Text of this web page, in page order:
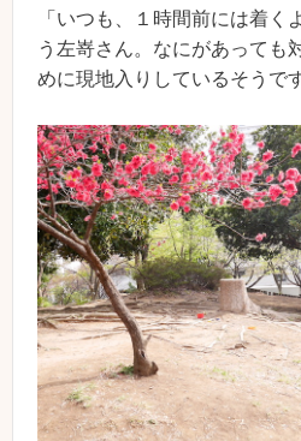
「いつも、１時間前には着く
う左嵜さん。なにがあっても
めに現地入りしているそうです